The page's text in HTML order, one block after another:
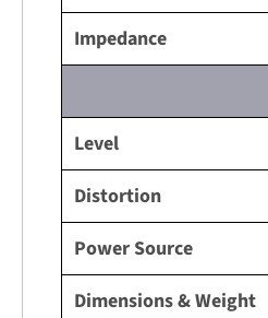
Impedance
Level
Distortion
Power Source
Dimensions & Weight